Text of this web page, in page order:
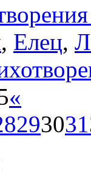
, Елец,
«
293031